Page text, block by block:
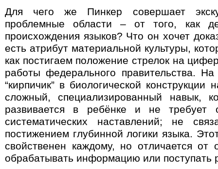
Для чего же Пинкер совершает
проблемные области – от того, как
происхождения языков? Что он хочет
есть атрибут материальной культуры,
как постигаем положение стрелок на
работы федерального правительства.
“кирпичик” в биологической
сложный, специализированный навык,
развивается в ребёнке и не требует
систематических наставлений; не
постижением глубинной логики языка.
свойственен каждому, но отличается от
обрабатывать информацию или поступать